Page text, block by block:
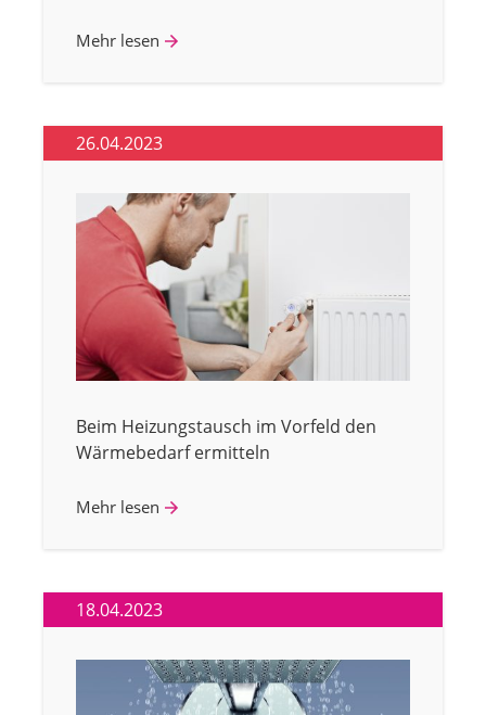
Mehr lesen
26.04.2023
Beim Heizungstausch im Vorfeld den
Wärmebedarf ermitteln
Mehr lesen
18.04.2023